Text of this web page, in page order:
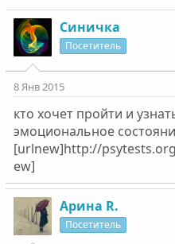
т
о
р
т
м
ы
а
н
л
Синичка
Посетитель
8 Янв 2015
кто хочет пройти и
эмоциональное
[urlnew]http://
ew]
Арина R.
Посетитель